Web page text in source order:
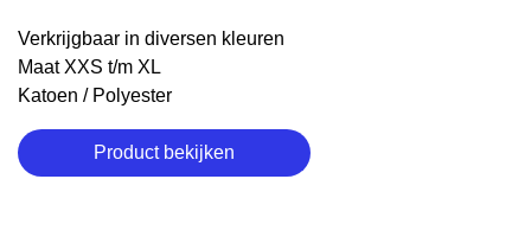
Verkrijgbaar in diversen kleuren
Maat XXS t/m XL
Katoen / Polyester
Product bekijken